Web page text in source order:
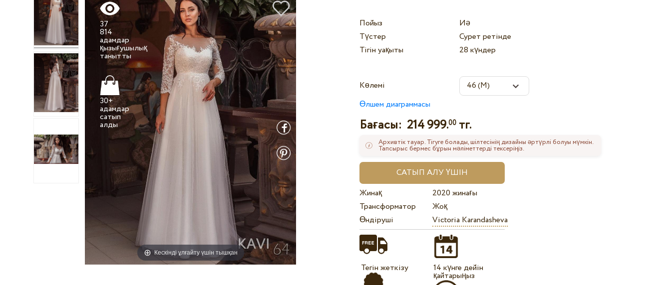
Кескінді ұлғайту үшін тышқан
37
814
адамдар
қызығушылық
30+
адамдар
сатып
алды
Пойыз
Иә
Түстер
Сурет ретінде
Тігін уақыты
28 күндер
Көлемі
Өлшем диаграммасы
Бағасы: 214 999.00 тг.
Архивтік тауар. Тігуге болады, шілтесінің дизайны әртүрлі болуы мүмкін.
Тапсырыс бермес бұрын мәліметтерді тексеріңіз.
Жинақ
2020 жинағы
Трансформатор
Жоқ
Өндіруші
Victoria Karandasheva
Тегін жеткізу 14 күнге дейін
қайтарыңыз